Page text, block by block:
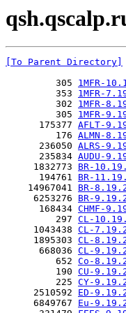
[To Parent Directory]
         305
1MFR-
         353
1MFR-
         302
1MFR-
         305
1MFR-
      175377
AFLT-
         176
ALMN-
      236050
ALRS-
      235834
AUDU-
     1832773
BR-
      194761
BR-
    14967041
BR-
     6253276
BR-
      168434
CHMF-
         297
CL-
     1043438
CL-
     1895303
CL-
      668036
CL-
         652
Co-
         190
CU-
         225
CY-
     2510592
ED-
     6849767
Eu-